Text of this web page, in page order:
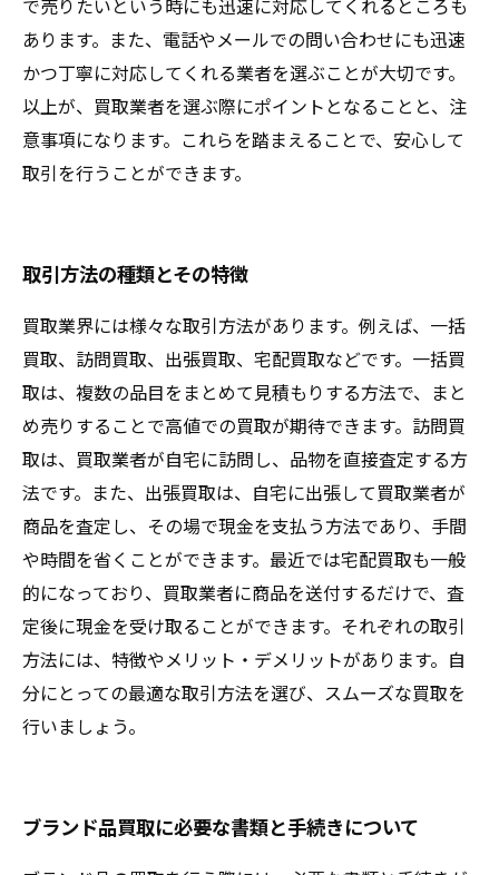
で売りたいという時にも迅速に対応してくれるところも
あります。また、電話やメールでの問い合わせにも迅速
かつ丁寧に対応してくれる業者を選ぶことが大切です。
以上が、買取業者を選ぶ際にポイントとなることと、注
意事項になります。これらを踏まえることで、安心して
取引を行うことができます。
取引方法の種類とその特徴
買取業界には様々な取引方法があります。例えば、一括
買取、訪問買取、出張買取、宅配買取などです。一括買
取は、複数の品目をまとめて見積もりする方法で、まと
め売りすることで高値での買取が期待できます。訪問買
取は、買取業者が自宅に訪問し、品物を直接査定する方
法です。また、出張買取は、自宅に出張して買取業者が
商品を査定し、その場で現金を支払う方法であり、手間
や時間を省くことができます。最近では宅配買取も一般
的になっており、買取業者に商品を送付するだけで、査
定後に現金を受け取ることができます。それぞれの取引
方法には、特徴やメリット・デメリットがあります。自
分にとっての最適な取引方法を選び、スムーズな買取を
行いましょう。
ブランド品買取に必要な書類と手続きについて